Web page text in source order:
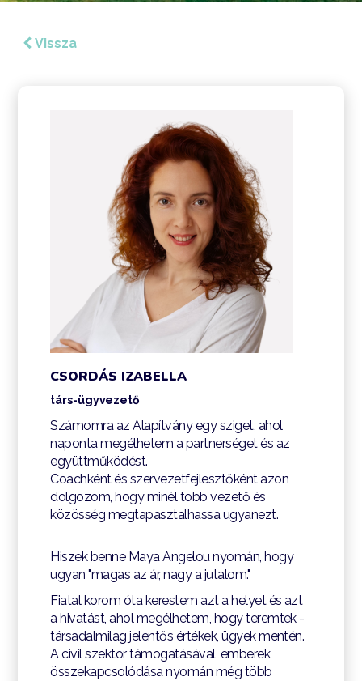
Vissza
CSORDÁS IZABELLA
társ-ügyvezető
Számomra az Alapítvány egy sziget, ahol
naponta megélhetem a partnerséget és az
együttműködést.
Coachként és szervezetfejlesztőként azon
dolgozom, hogy minél több vezető és
közösség megtapasztalhassa ugyanezt.
Hiszek benne Maya Angelou nyomán, hogy
ugyan "magas az ár, nagy a jutalom."
Fiatal korom óta kerestem azt a helyet és azt
a hivatást, ahol megélhetem, hogy teremtek -
társadalmilag jelentős értékek, ügyek mentén.
A civil szektor támogatásával, emberek
összekapcsolódása nyomán még több